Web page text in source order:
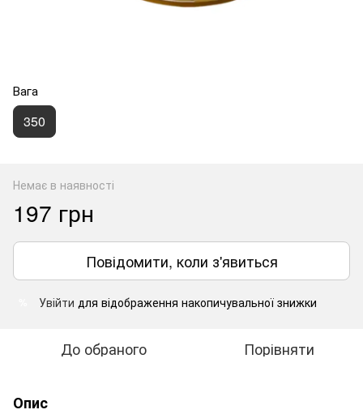
Вага
350
Немає в наявності
197 грн
Повідомити, коли з'явиться
Увійти для відображення накопичувальної знижки
До обраного Порівняти
Опис